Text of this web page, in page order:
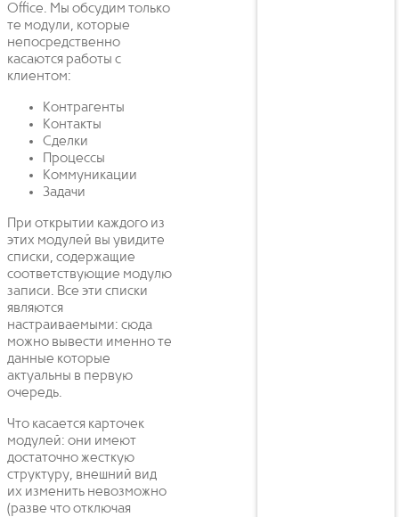
Office. Мы обсудим только
те модули, которые
непосредственно
касаются работы с
клиентом:
Контрагенты
Контакты
Сделки
Процессы
Коммуникации
Задачи
При открытии каждого из
этих модулей вы увидите
списки, содержащие
соответствующие модулю
записи. Все эти списки
являются
настраиваемыми: сюда
можно вывести именно те
данные которые
актуальны в первую
очередь.
Что касается карточек
модулей: они имеют
достаточно жесткую
структуру, внешний вид
их изменить невозможно
(разве что отключая